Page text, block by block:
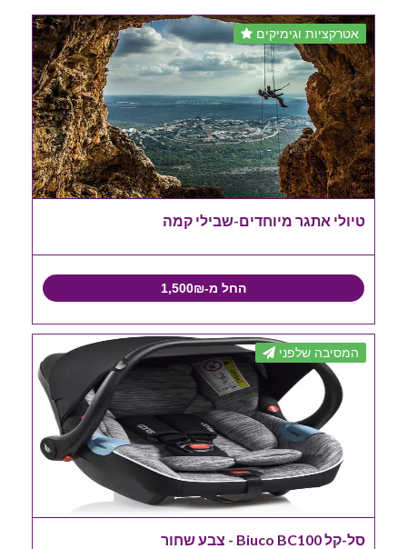
אטרקציות וגימיקים
טיולי אתגר מיוחדים-שבילי קמה
החל מ-1,500₪
המסיבה שלפני
סל-קל Biuco BC100 - צבע שחור